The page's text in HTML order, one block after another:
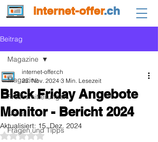
internet-offer.ch
Beitrag
Magazine
Pressemitteilungen
News
Fragen und Tipps
Magazine
Black Friday Angebote
Monitor - Bericht 2024
internet-offer.ch
25. Nov. 2024 3 Min. Lesezeit
Aktualisiert: 15. Dez. 2024
Mit NaN von 5 Sternen bewertet.